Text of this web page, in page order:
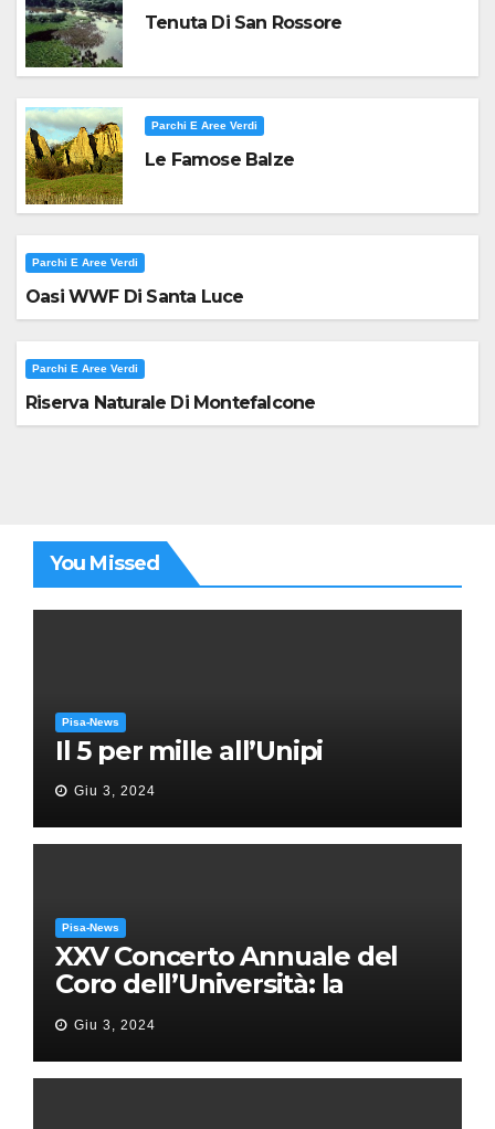
Tenuta Di San Rossore
Parchi E Aree Verdi
Le Famose Balze
Parchi E Aree Verdi
Oasi WWF Di Santa Luce
Parchi E Aree Verdi
Riserva Naturale Di Montefalcone
You Missed
Pisa-News
Il 5 per mille all’Unipi
Giu 3, 2024
Pisa-News
XXV Concerto Annuale del
Coro dell’Università: la
“Messa in gloria” di Giacomo
Puccini
Giu 3, 2024